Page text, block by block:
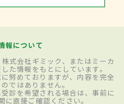
報について
式会社ギミック、またはミーカ
た情報をもとにしています。
努めておりますが、内容を完全
ではありません。
診を希望される場合は、事前に
に直接ご確認ください。